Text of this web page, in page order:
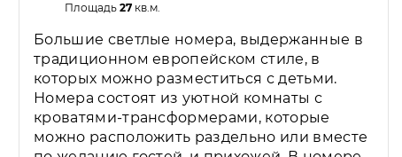
Площадь 27кв.м.
Большие светлые номера, выдержанные в
традиционном европейском стиле, в
которых можно разместиться с детьми.
Номера состоят из уютной комнаты с
кроватями-трансформерами, которые
можно расположить раздельно или вместе